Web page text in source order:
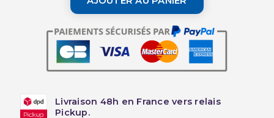
Livraison 48h en France vers relais
Pickup.